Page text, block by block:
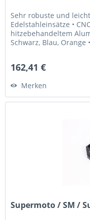
Sehr robuste und
Edelstahleinsätze •
hitzebehandeltem
Schwarz, Blau, Orange
162,41 €
Merken
Supermoto / SM /